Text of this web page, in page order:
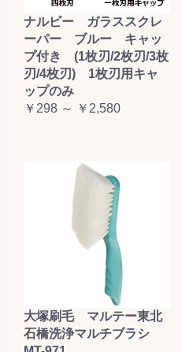
ナルビー ガラススクレ
ーパー ブルー キャッ
プ付き (1枚刃/2枚刃/3枚
刃/4枚刃) 1枚刃用キャ
ップのみ
￥298 ～ ￥2,580
大塚刷毛 マルテー東北
石橋洗浄マルチブラシ